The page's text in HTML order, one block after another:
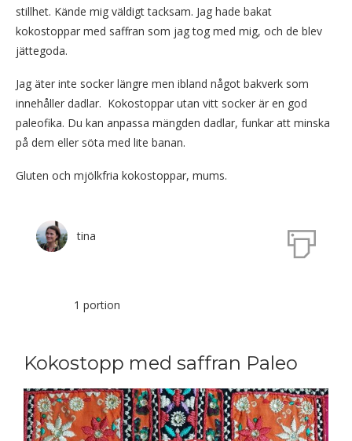
stillhet. Kände mig väldigt tacksam. Jag hade bakat
kokostoppar med saffran som jag tog med mig, och de blev
jättegoda.
Jag äter inte socker längre men ibland något bakverk som
innehåller dadlar. Kokostoppar utan vitt socker är en god
paleofika. Du kan anpassa mängden dadlar, funkar att minska
på dem eller söta med lite banan.
Gluten och mjölkfria kokostoppar, mums.
tina
1 portion
Kokostopp med saffran Paleo